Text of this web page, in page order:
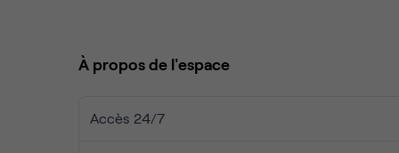
internes.
Pour les entreprises souhaitant établir une
À propos de l'espace
Accès 24/7